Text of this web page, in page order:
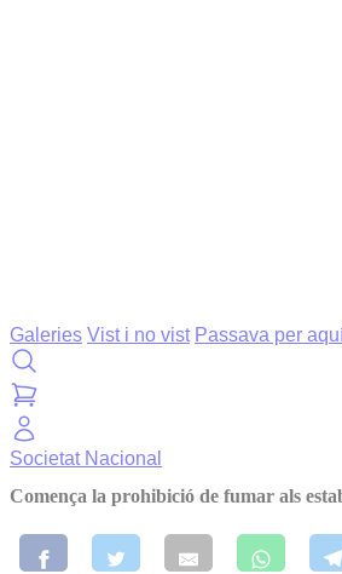
Galeries Vist i no vist Passava per
Societat Nacional
Comença la prohibició de fumar als